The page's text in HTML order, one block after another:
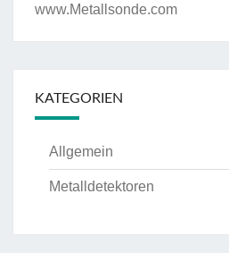
www.Metallsonde.com
KATEGORIEN
Allgemein
Metalldetektoren